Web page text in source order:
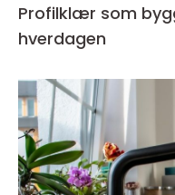
Profilklær som
hverdagen